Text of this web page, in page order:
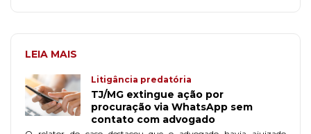
LEIA MAIS
Litigância predatória
TJ/MG extingue ação por
procuração via WhatsApp sem
contato com advogado